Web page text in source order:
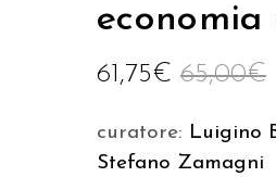
economia
65,00€
61,75€
curatore: Luigino
Stefano Zamagni